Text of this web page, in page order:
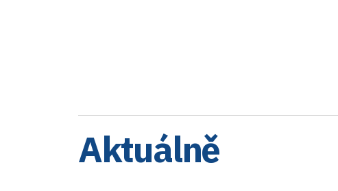
Aktuálně